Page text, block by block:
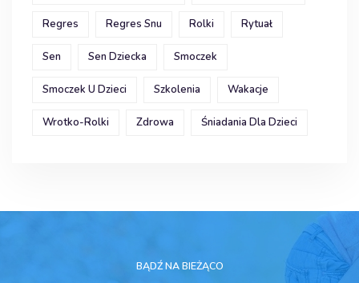
Regres Regres Snu Rolki Rytuał
Sen Sen Dziecka Smoczek
Smoczek U Dzieci Szkolenia Wakacje
Wrotko-Rolki Zdrowa Śniadania Dla Dzieci
BĄDŹ NA BIEŻĄCO